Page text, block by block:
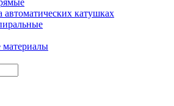
катушках
материалы